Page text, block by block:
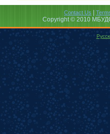
Contact Us
Copyright © 2010